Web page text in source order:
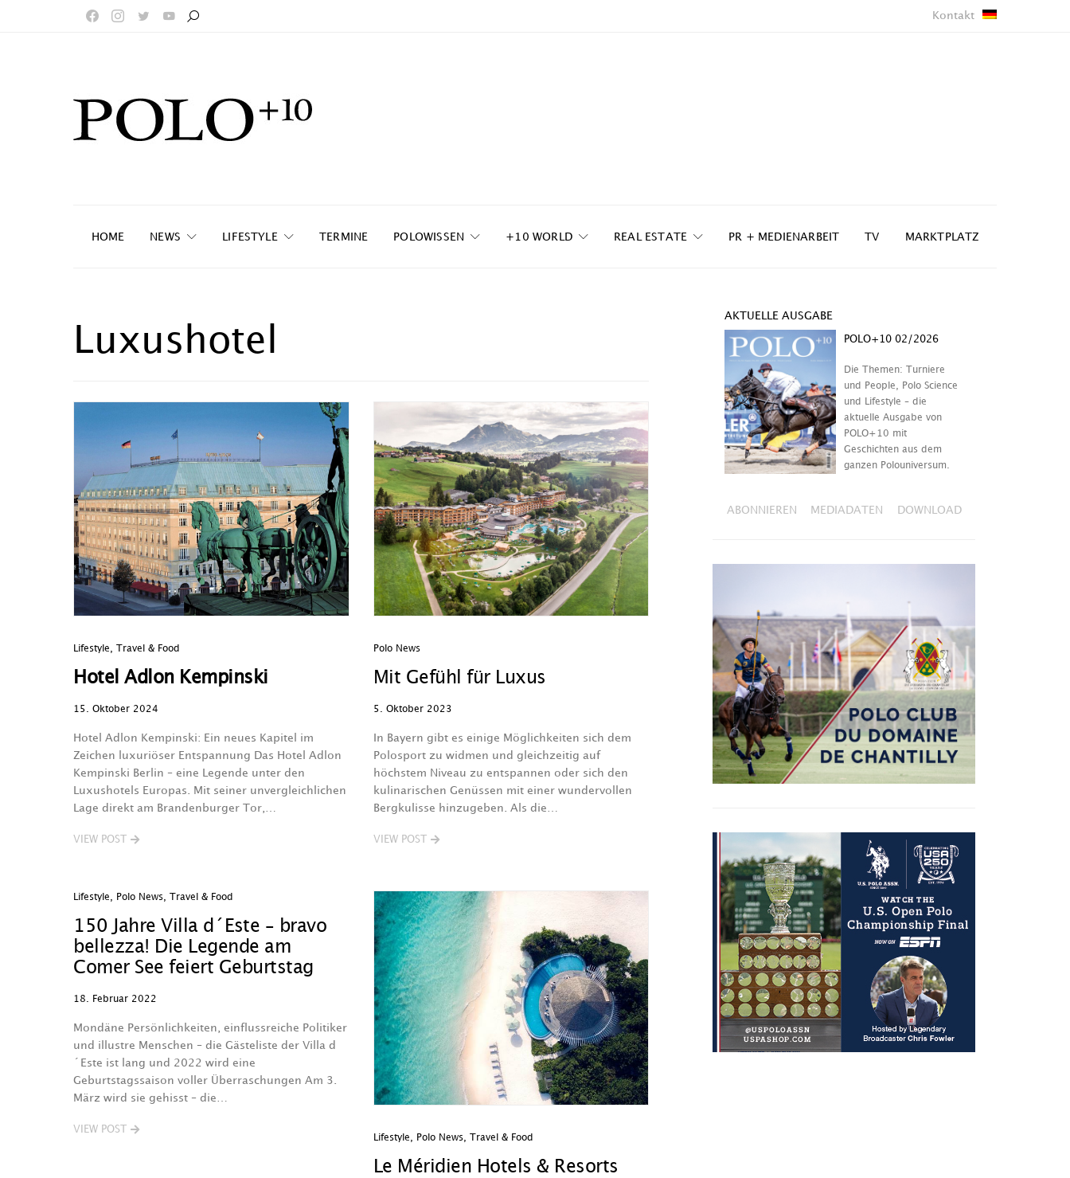
Kontakt
HOME NEWS LIFESTYLE TERMINE POLOWISSEN +10 WORLD REAL ESTATE PR + MEDIENARBEIT TV MARKTPLATZ
Luxushotel
Lifestyle Travel & Food
Hotel Adlon Kempinski
15. Oktober 2024
Hotel Adlon Kempinski: Ein neues Kapitel im
Zeichen luxuriöser Entspannung Das Hotel Adlon
Kempinski Berlin – eine Legende unter den
Luxushotels Europas. Mit seiner unvergleichlichen
Lage direkt am Brandenburger Tor,…
VIEW POST
Polo News
Mit Gefühl für Luxus
5. Oktober 2023
In Bayern gibt es einige Möglichkeiten sich dem
Polosport zu widmen und gleichzeitig auf
höchstem Niveau zu entspannen oder sich den
kulinarischen Genüssen mit einer wundervollen
Bergkulisse hinzugeben. Als die…
VIEW POST
Lifestyle Polo News Travel & Food
150 Jahre Villa d´Este – bravo
bellezza! Die Legende am
Comer See feiert Geburtstag
18. Februar 2022
Mondäne Persönlichkeiten, einflussreiche Politiker
und illustre Menschen – die Gästeliste der Villa d
´Este ist lang und 2022 wird eine
Geburtstagssaison voller Überraschungen Am 3.
März wird sie gehisst – die…
VIEW POST
Lifestyle Polo News, Travel & Food
Le Méridien Hotels & Resorts
AKTUELLE AUSGABE
POLO+10 02/2026
Die Themen: Turniere
und People, Polo Science
und Lifestyle – die
aktuelle Ausgabe von
POLO+10 mit
Geschichten aus dem
ganzen Polouniversum.
ABONNIEREN MEDIADATEN DOWNLOAD